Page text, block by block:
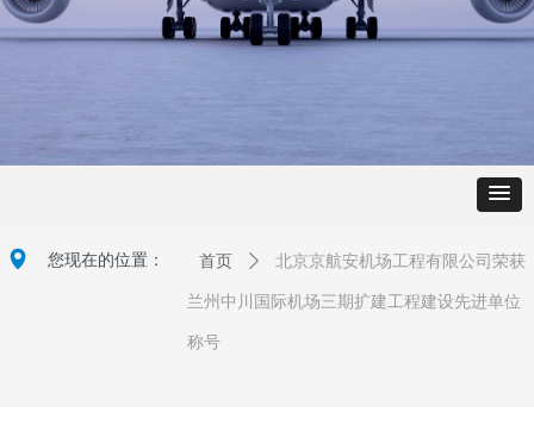
넹 您现在的位置： 首页 ꄲ 北京京航安机场工程有限公司荣获
兰州中川国际机场三期扩建工程建设先进单位
称号